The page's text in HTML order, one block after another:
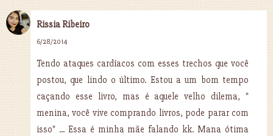
Rissia Ribeiro
6/28/2014
Tendo ataques cardíacos com esses trechos que você
postou, que lindo o último. Estou a um bom tempo
caçando esse livro, mas é aquele velho dilema, "
menina, você vive comprando livros, pode parar com
isso" ... Essa é minha mãe falando kk. Mana ótima